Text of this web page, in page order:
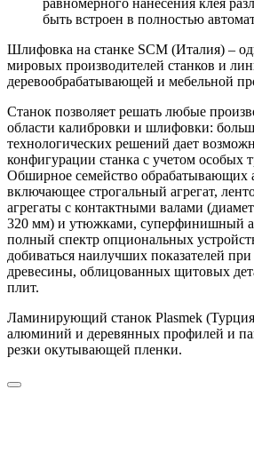
равномерного нанесения клея
быть встроен в полностью
Шлифовка на станке SCM (Италия) –
мировых производителей станков и
деревообрабатывающей и мебельной
Станок позволяет решать любые
области калибровки и шлифовки:
технологических решений дает
конфигурации станка с учетом особых
Обширное семейство обрабатывающих
включающее строгальный агрегат,
агрегаты с контактными валами
320 мм) и утюжками, суперфинишный
полный спектр опциональных
добиваться наилучших показателей
древесины, облицованных щитовых
плит.
Ламинирующий станок Plasmek
алюминий и деревянных профилей и
резки окутывающей пленки.